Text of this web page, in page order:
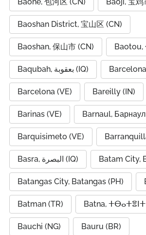
Baoshan District, 宝山区 (CN)
Baoshan, 保山市 (CN) Baotou,
Baqubah, بعقوبة (IQ)
Barcelona (VE) Bareilly (IN)
Barinas (VE) Barnaul,
Barquisimeto (VE)
Basra, البصرة (IQ) Batam City,
Batangas City, Batangas (PH)
Batman (TR)
Bauchi (NG) Bauru (BR)